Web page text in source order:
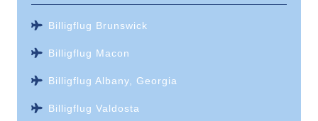
Billigflug Brunswick
Billigflug Macon
Billigflug Albany, Georgia
Billigflug Valdosta